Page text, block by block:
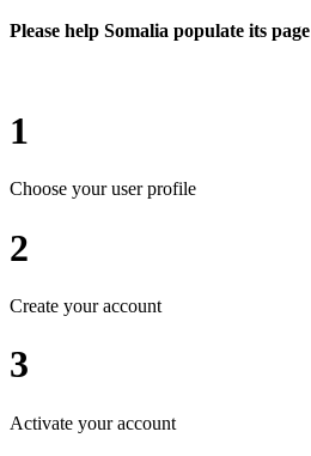
Please help Somalia populate its page
1
Choose your user profile
2
Create your account
3
Activate your account